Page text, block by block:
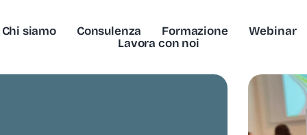
Chi siamo Consulenza Formazione
Webinar
Lavora con noi